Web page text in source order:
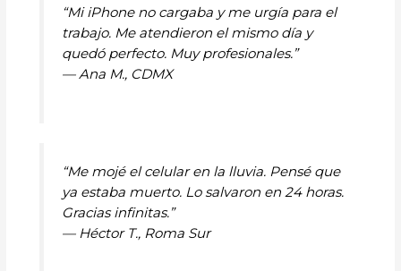
“Mi iPhone no cargaba y me urgía para el
trabajo. Me atendieron el mismo día y
quedó perfecto. Muy profesionales.”
— Ana M., CDMX
“Me mojé el celular en la lluvia. Pensé que
ya estaba muerto. Lo salvaron en 24 horas.
Gracias infinitas.”
— Héctor T., Roma Sur